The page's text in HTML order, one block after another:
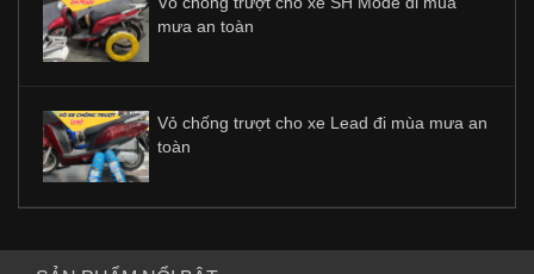
mưa an toàn
Vỏ chống trượt cho xe Lead đi mùa mưa an
toàn